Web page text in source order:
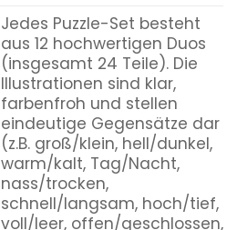
Jedes Puzzle-Set besteht
aus 12 hochwertigen Duos
(insgesamt 24 Teile). Die
Illustrationen sind klar,
farbenfroh und stellen
eindeutige Gegensätze dar
(z.B. groß/klein, hell/dunkel,
warm/kalt, Tag/Nacht,
nass/trocken,
schnell/langsam, hoch/tief,
voll/leer, offen/geschlossen,